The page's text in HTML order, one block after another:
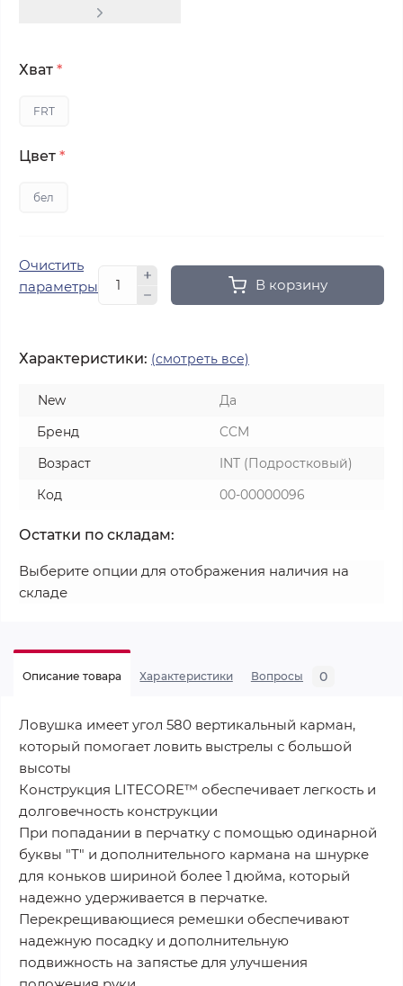
Хват *
FRT
Цвет *
бел
Очистить
параметры
В корзину
Характеристики: (смотреть все)
New
Да
Бренд
CCM
Возраст
INT (Подростковый)
Код
00-00000096
Остатки по складам:
Выберите опции для отображения наличия на
складе
Описание товара Характеристики Вопросы 0
Ловушка имеет угол 580 вертикальный карман,
который помогает ловить выстрелы с большой
высоты
Конструкция LITECORE™ обеспечивает легкость и
долговечность конструкции
При попадании в перчатку с помощью одинарной
буквы "Т" и дополнительного кармана на шнурке
для коньков шириной более 1 дюйма, который
надежно удерживается в перчатке.
Перекрещивающиеся ремешки обеспечивают
надежную посадку и дополнительную
подвижность на запястье для улучшения